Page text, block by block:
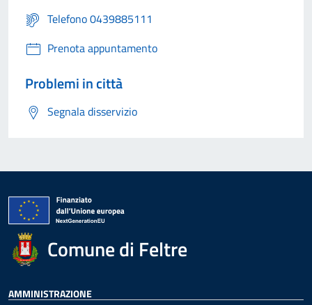
Telefono 0439885111
Prenota appuntamento
Problemi in città
Segnala disservizio
Comune di Feltre
AMMINISTRAZIONE